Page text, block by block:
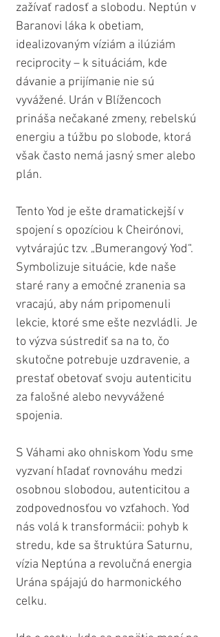
zažívať radosť a slobodu. Neptún v
Baranovi láka k obetiam,
idealizovaným víziám a ilúziám
reciprocity – k situáciám, kde
dávanie a prijímanie nie sú
vyvážené. Urán v Blížencoch
prináša nečakané zmeny, rebelskú
energiu a túžbu po slobode, ktorá
však často nemá jasný smer alebo
plán.
Tento Yod je ešte dramatickejší v
spojení s opozíciou k Cheirónovi,
vytvárajúc tzv. „Bumerangový Yod“.
Symbolizuje situácie, kde naše
staré rany a emočné zranenia sa
vracajú, aby nám pripomenuli
lekcie, ktoré sme ešte nezvládli. Je
to výzva sústrediť sa na to, čo
skutočne potrebuje uzdravenie, a
prestať obetovať svoju autenticitu
za falošné alebo nevyvážené
spojenia.
S Váhami ako ohniskom Yodu sme
vyzvaní hľadať rovnováhu medzi
osobnou slobodou, autenticitou a
zodpovednosťou vo vzťahoch. Yod
nás volá k transformácii: pohyb k
stredu, kde sa štruktúra Saturnu,
vízia Neptúna a revolučná energia
Urána spájajú do harmonického
celku.